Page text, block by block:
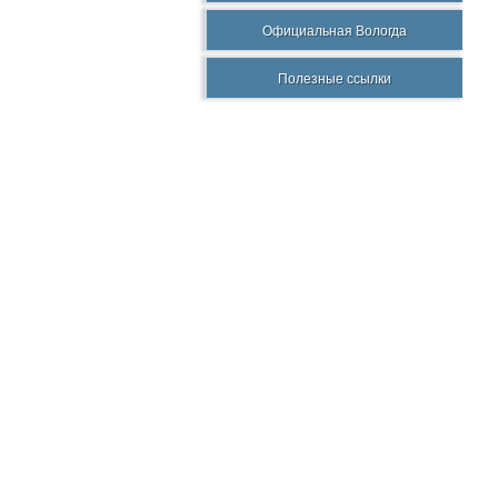
Официальная Вологда
Полезные ссылки